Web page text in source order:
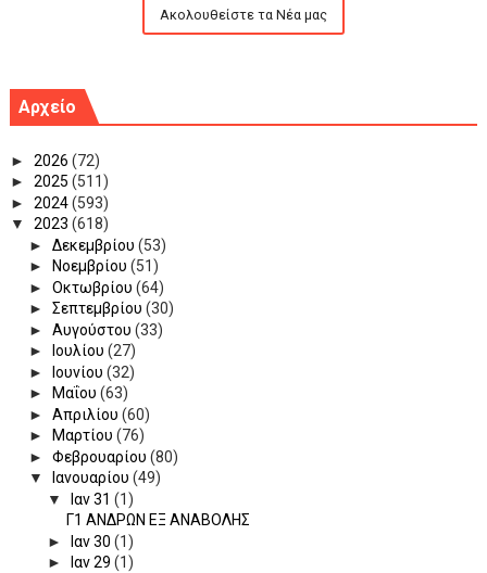
Ακολουθείστε τα Νέα μας
Αρχείο
► 2026 (72)
► 2025 (511)
► 2024(593)
▼ 2023 (618)
► Δεκεμβρίου (53)
►
Νοεμβρίου (51)
► Οκτωβρίου (64)
► Σεπτεμβρίου (30)
► Αυγούστου (33)
►
Ιουλίου (27)
►
Ιουνίου (32)
►
Μαΐου (63)
► Απριλίου (60)
►
Μαρτίου (76)
► Φεβρουαρίου (80)
▼
Ιανουαρίου (49)
▼
Ιαν 31 (1)
Γ1 ΑΝΔΡΩΝ ΕΞ ΑΝΑΒΟΛΗΣ
►
Ιαν 30 (1)
►
Ιαν 29 (1)